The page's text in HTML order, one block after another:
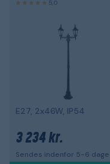
5,0
E27, 2x46W, IP54
3 234 kr.
Sendes indenfor 5-6 dage